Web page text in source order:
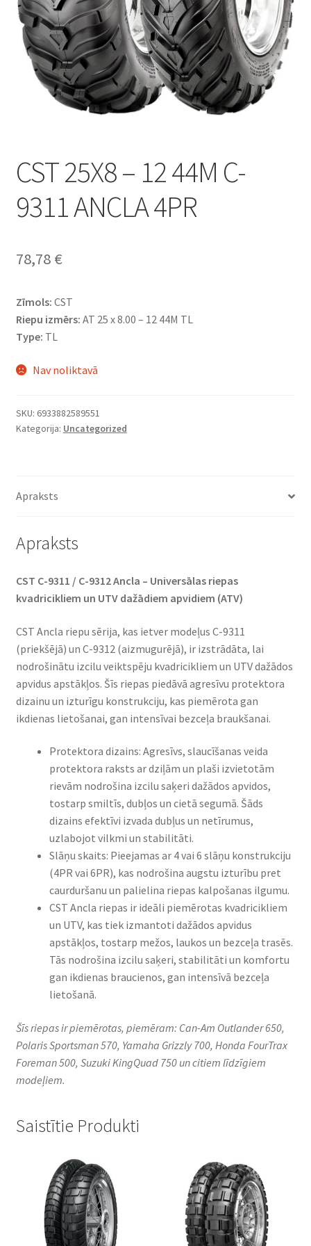
CST 25X8 – 12 44M C-
9311 ANCLA 4PR
78,78 €
Zīmols: CST
Riepu izmērs: AT 25 x 8.00 – 12 44M TL
Type: TL
Nav noliktavā
SKU: 6933882589551
Kategorija: Uncategorized
Apraksts
Apraksts
CST C-9311 / C-9312 Ancla – Universālas riepas
kvadricikliem un UTV dažādiem apvidiem (ATV)
CST Ancla riepu sērija, kas ietver modeļus C-9311
(priekšējā) un C-9312 (aizmugurējā), ir izstrādāta, lai
nodrošinātu izcilu veiktspēju kvadricikliem un UTV dažādos
apvidus apstākļos. Šīs riepas piedāvā agresīvu protektora
dizainu un izturīgu konstrukciju, kas piemērota gan
ikdienas lietošanai, gan intensīvai bezceļa braukšanai.
Protektora dizains: Agresīvs, slaucīšanas veida
protektora raksts ar dziļām un plaši izvietotām
rievām nodrošina izcilu saķeri dažādos apvidos,
tostarp smiltīs, dubļos un cietā segumā. Šāds
dizains efektīvi izvada dubļus un netīrumus,
uzlabojot vilkmi un stabilitāti.
Slāņu skaits: Pieejamas ar 4 vai 6 slāņu konstrukciju
(4PR vai 6PR), kas nodrošina augstu izturību pret
caurduršanu un palielina riepas kalpošanas ilgumu.
CST Ancla riepas ir ideāli piemērotas kvadricikliem
un UTV, kas tiek izmantoti dažādos apvidus
apstākļos, tostarp mežos, laukos un bezceļa trasēs.
Tās nodrošina izcilu saķeri, stabilitāti un komfortu
gan ikdienas braucienos, gan intensīvā bezceļa
lietošanā.
Šīs riepas ir piemērotas, piemēram: Can-Am Outlander 650,
Polaris Sportsman 570, Yamaha Grizzly 700, Honda FourTrax
Foreman 500, Suzuki KingQuad 750 un citiem līdzīgiem
modeļiem.
Saistītie Produkti